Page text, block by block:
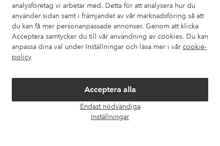
analysföretag vi arbetar med. Detta för att analysera hur du
använder sidan samt i främjandet av vår marknadsföring så att
du kan få mer personanpassade annonser. Genom att klicka
Acceptera samtycker du till vår användning av cookies. Du kan
anpassa dina val under Inställningar och läsa mer i vår cookie-
policy
Acceptera alla
Endast nödvändiga
Inställningar
Mina sidor
Om Ellos